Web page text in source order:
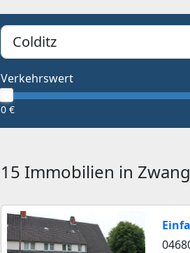
PLZ, Ort oder Bundesland
Verkehrswert
0 €
15 Immobilien in